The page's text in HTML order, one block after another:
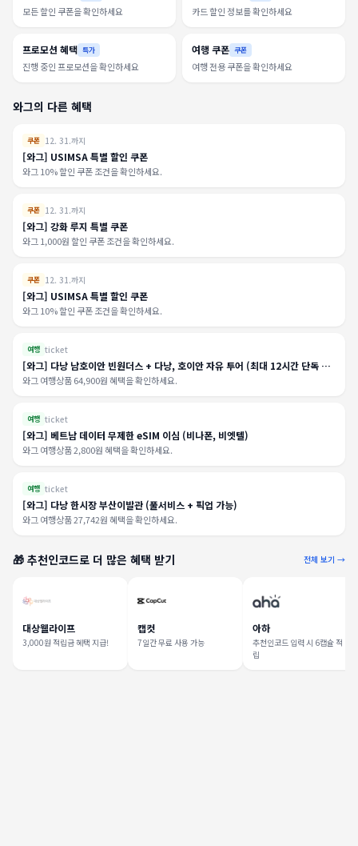
모든 할인 쿠폰을 확인하세요 카드 할인 정보를 확인하세요
프로모션 혜택 특가
진행 중인 프로모션을 확인하세요
여행 쿠폰 쿠폰
여행 전용 쿠폰을 확인하세요
와그의 다른 혜택
쿠폰 12. 31.까지
[와그] USIMSA 특별 할인 쿠폰
와그 10% 할인 쿠폰 조건을 확인하세요.
쿠폰 12. 31.까지
[와그] 강화 루지 특별 쿠폰
와그 1,000원 할인 쿠폰 조건을 확인하세요.
쿠폰 12. 31.까지
[와그] USIMSA 특별 할인 쿠폰
와그 10% 할인 쿠폰 조건을 확인하세요.
여행 ticket
[와그] 다낭 남호이안 빈원더스 + 다낭, 호이안 자유 투어 (최대 12시간 단독 투
어)
와그 여행상품 64,900원 혜택을 확인하세요.
여행 ticket
[와그] 베트남 데이터 무제한 eSIM 이심 (비나폰, 비엣텔)
와그 여행상품 2,800원 혜택을 확인하세요.
여행 ticket
[와그] 다낭 한시장 부산이발관 (풀서비스 + 픽업 가능)
와그 여행상품 27,742원 혜택을 확인하세요.
🎁 추천인코드로 더 많은 혜택 받기 전체 보기 →
대상웰라이프
3,000원 적립금 혜택 지급!
캡컷
7일간 무료 사용 가능
아하
추천인코드 입력 시 6캡슐 적
립